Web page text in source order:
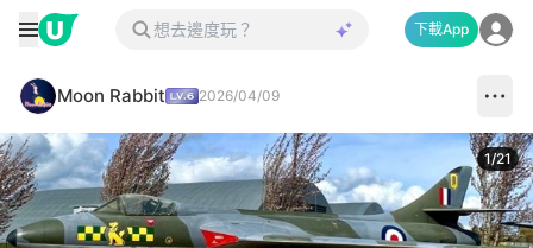
下載App
Moon Rabbit 2026/04/09
1/21